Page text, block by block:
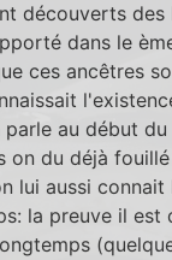
découverts des
dans le
ces ancêtres
au début
on du déjà fouillé
lui aussi connait
la preuve il est